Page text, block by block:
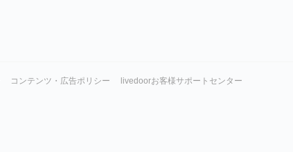
コンテンツ・広告ポリシー livedoorお客様サポートセンター